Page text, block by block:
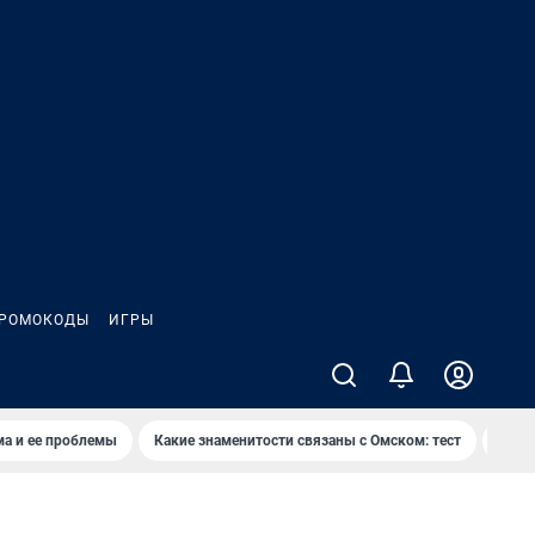
ИГРЫ
и ее проблемы Какие знаменитости связаны с Омском: тест